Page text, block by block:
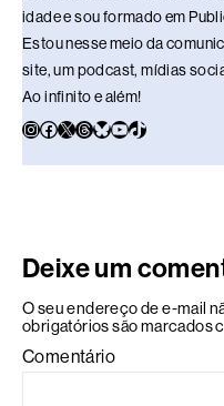
idade e sou formado em
Estou nesse meio da
site, um podcast, mídias
Ao infinito e além!
Deixe um
O seu endereço de e-mail
obrigatórios são marcados
Comentário